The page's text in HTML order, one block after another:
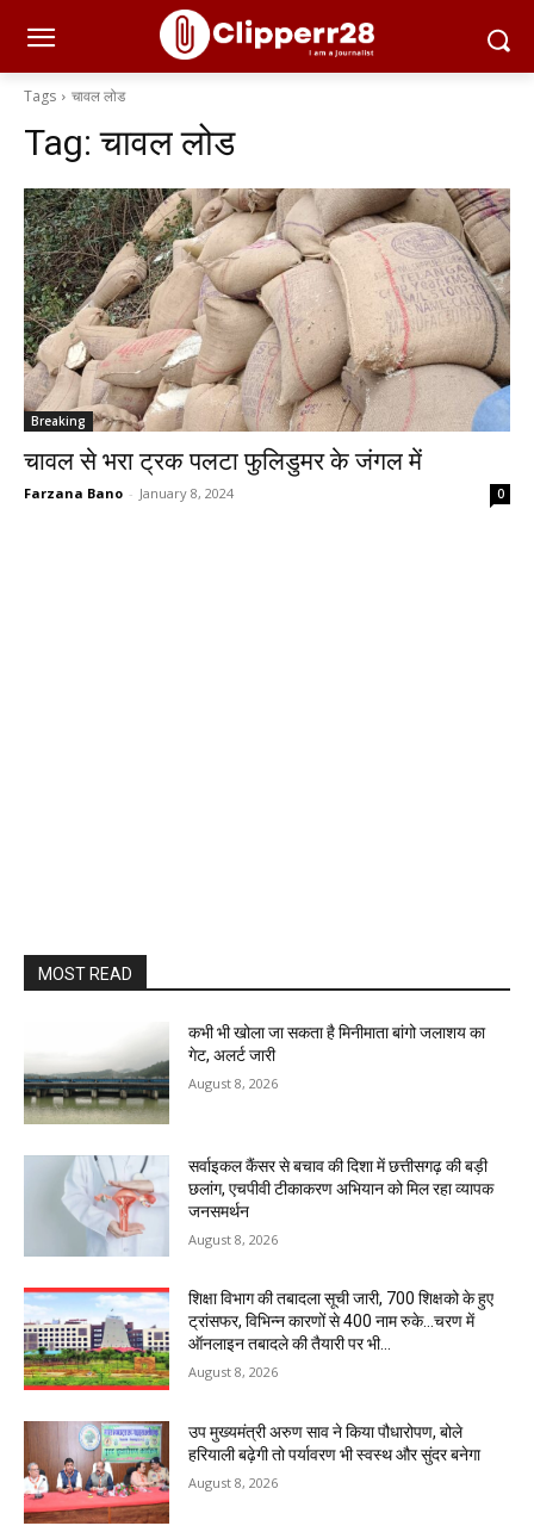
Tags चावल लोड
Tag:चावल लोड
Breaking
चावल से भरा ट्रक पलटा फुलिडुमर के जंगल में
Farzana Bano - January 8, 2024 0
MOST READ
कभी भी खोला जा सकता है मिनीमाता बांगो जलाशय का
गेट, अलर्ट जारी
August 8, 2026
सर्वाइकल कैंसर से बचाव की दिशा में छत्तीसगढ़ की बड़ी
छलांग, एचपीवी टीकाकरण अभियान को मिल रहा व्यापक
जनसमर्थन
August 8, 2026
शिक्षा विभाग की तबादला सूची जारी, 700 शिक्षको के हुए
ट्रांसफर, विभिन्न कारणों से 400 नाम रुके…चरण में
ऑनलाइन तबादले की तैयारी पर भी...
August 8, 2026
उप मुख्यमंत्री अरुण साव ने किया पौधारोपण, बोले
हरियाली बढ़ेगी तो पर्यावरण भी स्वस्थ और सुंदर बनेगा
August 8, 2026